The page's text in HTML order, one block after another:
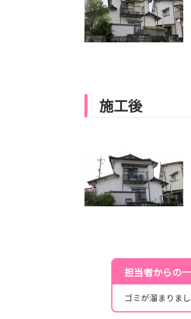
施工後
担当者からの
ゴミが溜まりま